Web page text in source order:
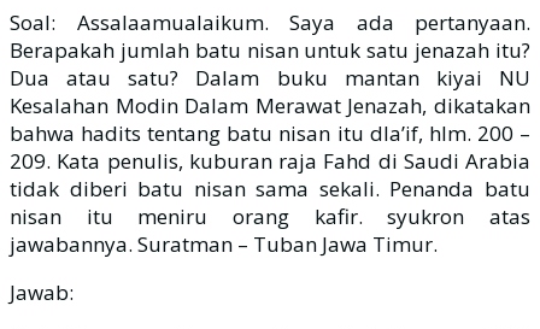
Soal: Assalaamualaikum. Saya ada pertanyaan.
Berapakah jumlah batu nisan untuk satu jenazah itu?
Dua atau satu? Dalam buku mantan kiyai NU
Kesalahan Modin Dalam Merawat Jenazah, dikatakan
bahwa hadits tentang batu nisan itu dla’if, hlm. 200 –
209. Kata penulis, kuburan raja Fahd di Saudi Arabia
tidak diberi batu nisan sama sekali. Penanda batu
nisan itu meniru orang kafir. syukron atas
jawabannya. Suratman – Tuban Jawa Timur.
Jawab: